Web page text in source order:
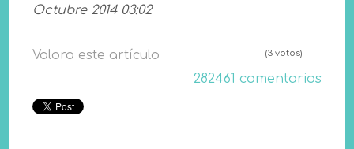
Octubre 2014 03:02
Valora este artículo (3 votos)
282461 comentarios